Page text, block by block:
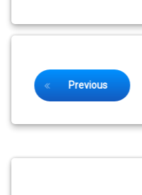
Previous